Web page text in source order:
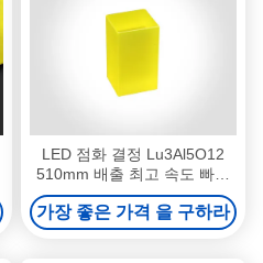
LED 점화 결정 Lu3Al5O12
510mm 배출 최고 속도 빠른
붕괴 시간
가장 좋은 가격 을 구하라